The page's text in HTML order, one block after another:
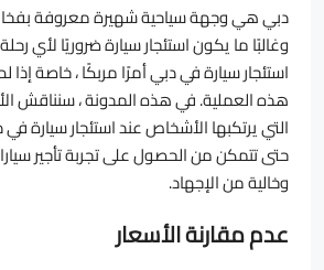
دبي هي وجهة سياحية شهيرة معروفة
وغالبًا ما يكون استئجار سيارة ضروريًا لأي
استئجار سيارة في دبي أمرًا مربكًا ، خاصة
هذه العملية. في هذه المدونة ، سنناقش
التي يرتكبها الأشخاص عند استئجار سيارة
حتى تتمكن من الحصول على تجربة تأجير
وخالية من الإجهاد.
عدم مقارنة الأسعار